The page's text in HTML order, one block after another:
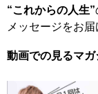
“これからの人生”
メッセージをお届
動画での見るマ